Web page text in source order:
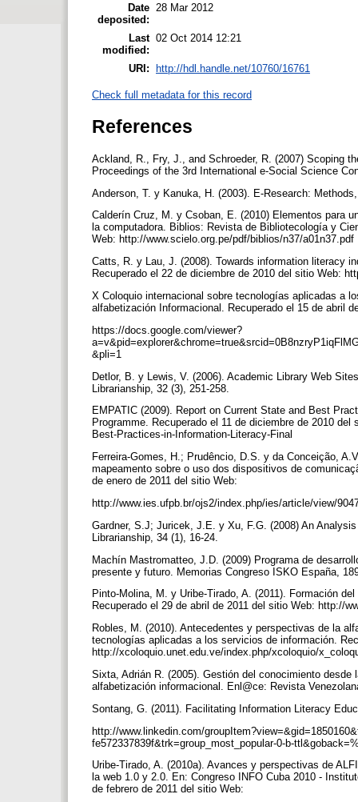
Date
deposited:
28 Mar 2012
Last
modified:
02 Oct 2014 12:21
URI: http://hdl.handle.net/10760/16761
Check full metadata for this record
References
Ackland, R., Fry, J., and Schroeder, R. (2007) Scoping
Proceedings of the 3rd International e-Social Science
Anderson, T. y Kanuka, H. (2003). E-Research:
Calderín Cruz, M. y Csoban, E. (2010) Elementos para
la computadora. Biblios: Revista de Bibliotecología y
Web: http://www.scielo.org.pe/pdf/biblios/n37/a01n37.pdf
Catts, R. y Lau, J. (2008). Towards information literacy
Recuperado el 22 de diciembre de 2010 del sitio Web:
X Coloquio internacional sobre tecnologías aplicadas a
alfabetización Informacional. Recuperado el 15 de abril
https://docs.google.com/viewer?
&pli=1
Detlor, B. y Lewis, V. (2006). Academic Library Web
Librarianship, 32 (3), 251-258.
EMPATIC (2009). Report on Current State and Best
Programme. Recuperado el 11 de diciembre de 2010
Best-Practices-in-Information-Literacy-Final
Ferreira-Gomes, H.; Prudêncio, D.S. y da Conceição,
mapeamento sobre o uso dos dispositivos de
de enero de 2011 del sitio Web:
http://www.ies.ufpb.br/ojs2/index.php/ies/article/view/
Gardner, S.J; Juricek, J.E. y Xu, F.G. (2008) An
Librarianship, 34 (1), 16-24.
Machín Mastromatteo, J.D. (2009) Programa de
presente y futuro. Memorias Congreso ISKO España,
Pinto-Molina, M. y Uribe-Tirado, A. (2011). Formación
Recuperado el 29 de abril de 2011 del sitio Web: http://
Robles, M. (2010). Antecedentes y perspectivas de la
tecnologías aplicadas a los servicios de información.
http://xcoloquio.unet.edu.ve/index.php/xcoloquio/
Sixta, Adrián R. (2005). Gestión del conocimiento
alfabetización informacional. Enl@ce: Revista
Sontang, G. (2011). Facilitating Information Literacy
http://www.linkedin.com/
fe572337839f&trk=group_most_popular-0-b-
Uribe-Tirado, A. (2010a). Avances y perspectivas de
la web 1.0 y 2.0. En: Congreso INFO Cuba 2010 -
de febrero de 2011 del sitio Web: